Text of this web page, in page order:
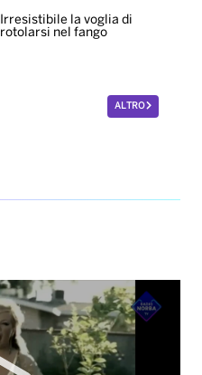
Irresistibile la voglia di
rotolarsi nel fango
ALTRO